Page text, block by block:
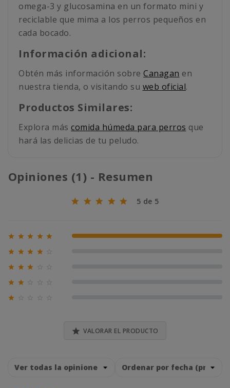
omega-3 y glucosamina en un formato mini y
reciclable que mima a los perros pequeños en
cada bocado.
Información adicional:
Obtén más información sobre Canagan en
nuestra tienda, o visitando su web oficial.
Productos Similares:
Explora más comida húmeda para perros que
hará las delicias de tu peludo.
Opiniones (1) - Resumen
5 de 5
     100% (1)
   
  
 

 VALORAR EL PRODUCTO